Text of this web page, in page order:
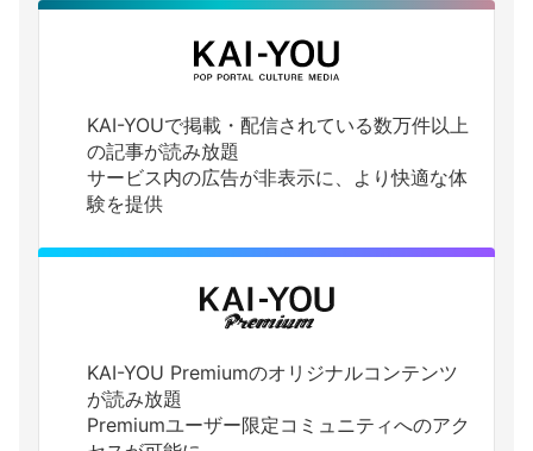
KAI-YOUで掲載・配信されている数万件以上
の記事が読み放題
サービス内の広告が非表示に、より快適な体
験を提供
KAI-YOU Premiumのオリジナルコンテンツ
が読み放題
Premiumユーザー限定コミュニティへのアク